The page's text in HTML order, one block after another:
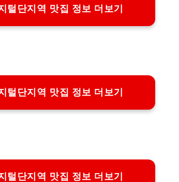
털단지역 맛집 정보 더보기
털단지역 맛집 정보 더보기
털단지역 맛집 정보 더보기